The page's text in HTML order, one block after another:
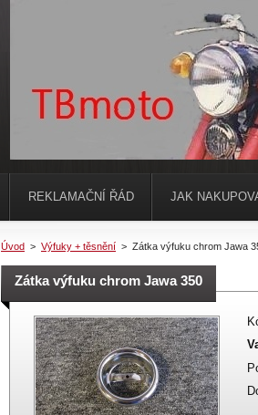
Úvod > Výfuky + těsnění > Zátka výfuku chrom Jawa
Zátka výfuku chrom Jawa 350
REKLAMAČNÍ ŘÁD JAK